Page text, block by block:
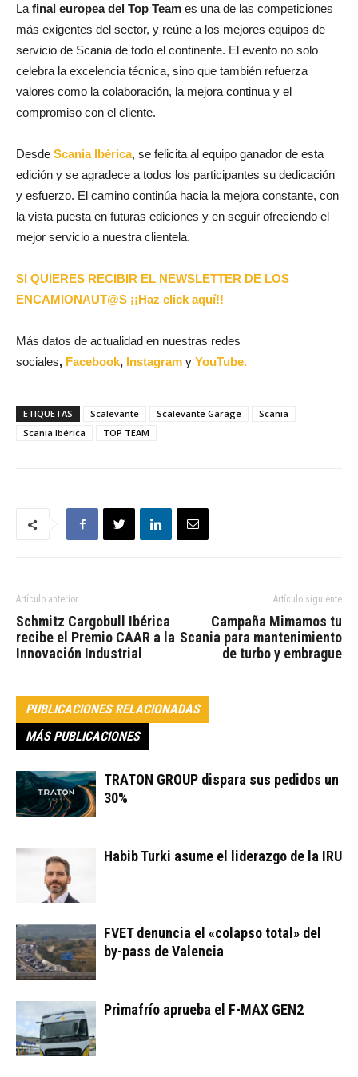
La final europea del Top Team es una de las competiciones
más exigentes del sector, y reúne a los mejores equipos de
servicio de Scania de todo el continente. El evento no solo
celebra la excelencia técnica, sino que también refuerza
valores como la colaboración, la mejora continua y el
compromiso con el cliente.
Desde Scania Ibérica, se felicita al equipo ganador de esta
edición y se agradece a todos los participantes su dedicación
y esfuerzo. El camino continúa hacia la mejora constante, con
la vista puesta en futuras ediciones y en seguir ofreciendo el
mejor servicio a nuestra clientela.
SI QUIERES RECIBIR EL NEWSLETTER DE LOS
ENCAMIONAUT@S ¡¡Haz click aquí!!
Más datos de actualidad en nuestras redes
sociales, Facebook, Instagram y YouTube.
ETIQUETAS Scalevante Scalevante Garage
Scania
Scania Ibérica
TOP TEAM
Artículo anterior
Schmitz Cargobull Ibérica
recibe el Premio CAAR a la
Innovación Industrial
Artículo siguiente
Campaña Mimamos tu
Scania para mantenimiento
de turbo y embrague
PUBLICACIONES RELACIONADAS
MÁS PUBLICACIONES
TRATON GROUP dispara sus pedidos un
30%
Habib Turki asume el liderazgo de la IRU
FVET denuncia el «colapso total» del
by-pass de Valencia
Primafrío aprueba el F-MAX GEN2